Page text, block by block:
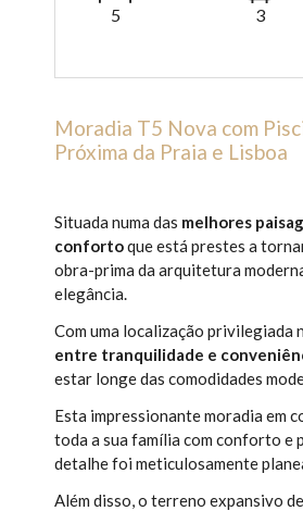
5 3
Moradia T5 Nova com
Próxima da Praia e Lisboa
Situada numa das melhores
confortoque está prestes a
obra-prima da arquitetura
elegância.
Com uma localização privilegiada
entre tranquilidade e
estar longe das comodidades
Esta impressionante moradia em
toda a sua família com conforto e
detalhe foi meticulosamente
Além disso, o terreno expansivo